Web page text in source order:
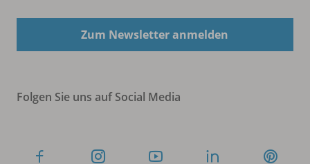
Zum Newsletter anmelden
Folgen Sie uns auf Social Media